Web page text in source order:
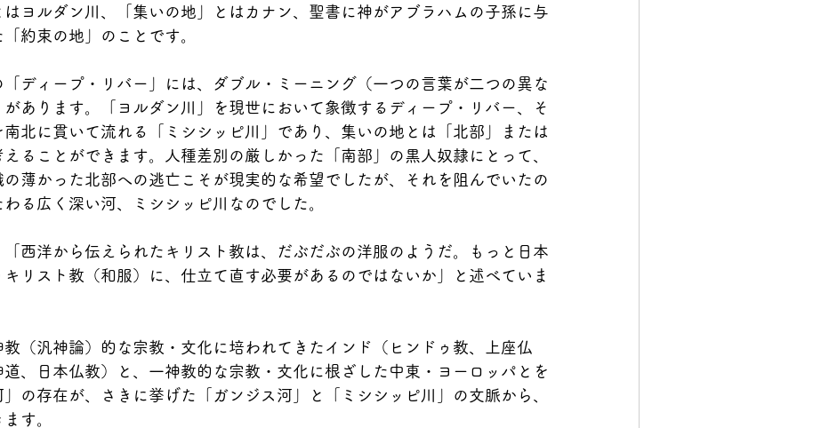
はヨルダン川、「集いの地」とはカナン、聖書に神がアブラハムの子孫に与
約束の地」のことです。
ディープ・リバー」には、ダブル・ミーニング（一つの言葉が二つの異な
があります。「ヨルダン川」を現世において象徴するディープ・リバー、そ
南北に貫いて流れる「ミシシッピ川」であり、集いの地とは「北部」または
えることができます。人種差別の厳しかった「南部」の黒人奴隷にとって、
の薄かった北部への逃亡こそが現実的な希望でしたが、それを阻んでいたの
る広く深い河、ミシシッピ川なのでした。
西洋から伝えられたキリスト教は、だぶだぶの洋服のようだ。もっと日本
キリスト教（和服）に、仕立て直す必要があるのではないか」と述べていま
（汎神論）的な宗教・文化に培われてきたインド（ヒンドゥ教、上座仏
、日本仏教）と、一神教的な宗教・文化に根ざした中東・ヨーロッパとを
」の存在が、さきに挙げた「ガンジス河」と「ミシシッピ川」の文脈から、
す。